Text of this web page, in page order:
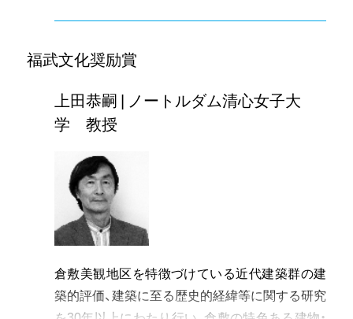
リオ学校卒業（1968）後は、映画製作や上映会、執
1974年から活動する
LiveHouse『PEPPERLAND』は岡山に「ライブ文
化」とロールモデルを定着させた。毎日のごとく
音楽イベントが繰り広げられ、ステージに立った
地元バントやツアー・アーティストの数は約
10750バンド、人数にして約3万人をくだらな
い。2004年には、写真家、映像作家、建築、デザイ
ン、美術展企画など多岐にわたる活動の全貌を紹
介する展覧会「スペクタル能勢伊勢雄 1968-
2004」が岡山・倉敷市連携文化事業として開催さ
れた。最高の講師陣を招聘して開催されるサマ
ー・オープンカジッジ「山のシューレ」(那須)で
福武文化奨励賞
上田恭嗣 | ノートルダム清心女子大
学 教授
倉敷美観地区を特徴づけている近代建築群の建
築的評価、建築に至る歴史的経緯等に関する研究